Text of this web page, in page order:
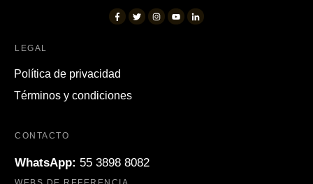
LEGAL
Política de privacidad
Términos y condiciones
CONTACTO
WhatsApp: 55 3898 8082